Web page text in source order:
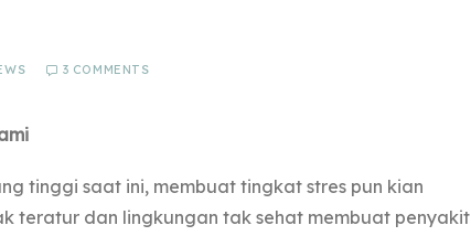
3 COMMENTS
tinggi saat ini, membuat tingkat stres pun kian
teratur dan lingkungan tak sehat membuat penyakit